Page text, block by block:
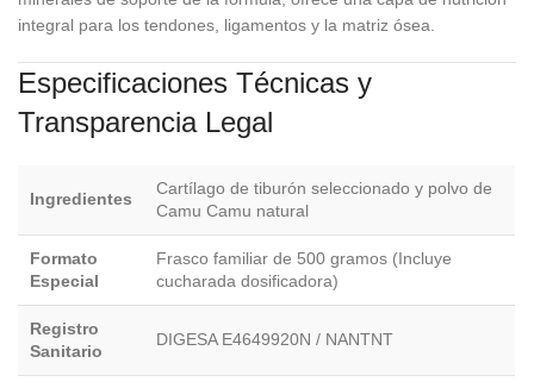
integral para los tendones, ligamentos y la matriz ósea.
Especificaciones Técnicas y
Transparencia Legal
Ingredientes
Cartílago de tiburón seleccionado y polvo de
Camu Camu natural
Formato
Especial
Frasco familiar de 500 gramos (Incluye
cucharada dosificadora)
Registro
Sanitario
DIGESA E4649920N / NANTNT